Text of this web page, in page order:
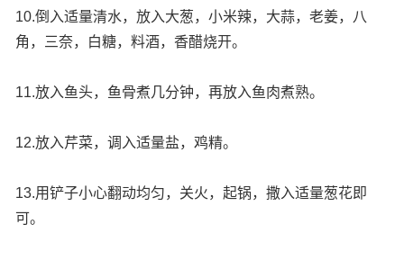
10.倒入适量清水，放入大葱，小米辣，大蒜，老姜，八
角，三奈，白糖，料酒，香醋烧开。
11.放入鱼头，鱼骨煮几分钟，再放入鱼肉煮熟。
12.放入芹菜，调入适量盐，鸡精。
13.用铲子小心翻动均匀，关火，起锅，撒入适量葱花即
可。